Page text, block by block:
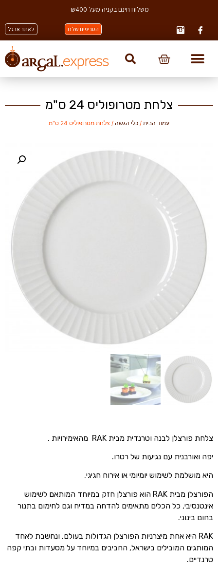
משלוח חינם בקניה מעל ₪400
הסניפים שלנו לאתר ארגל
צלחת מטרופוליס 24 ס"מ
עמוד הבית / כלי הגשה / צלחת מטרופוליס 24 ס"מ
צלחת פורצלן לבנה וטרנדית מבית RAK מהאימירויות .
יפה ואורבנית עם נגיעות של רטרו.
היא מושלמת לשימוש יומיומי או אירוח חגיגי.
הפורצלן מבית RAK הוא פורצלן חזק במיוחד המותאם לשימוש
אינטנסיבי, כל הכלים מתאימים להדחה במדיח וגם לחימום בתנור
בחום בינוני.
RAK היא אחת מיצרניות הפורצלן הגדולות בעולם, ונחשבת לאחד
המותגים המובילים בישראל, החביבים במיוחד על מסעדות ובתי קפה
טרנדיים.